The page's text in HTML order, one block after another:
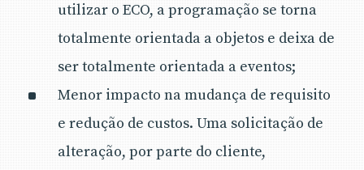
utilizar o ECO, a programação se torna
totalmente orientada a objetos e deixa de
ser totalmente orientada a eventos;
Menor impacto na mudança de requisito
e redução de custos. Uma solicitação de
alteração, por parte do cliente,